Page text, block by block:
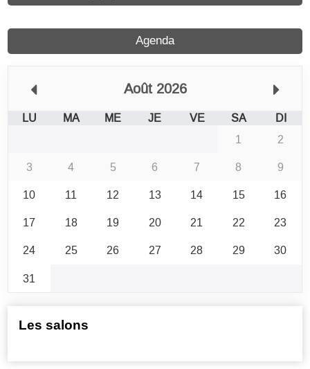
Agenda
Août 2026
LU MA ME JE VE SA
DI
1
2
3
4 5 6 7 8
9
10
11 12 13 14 15
16
17
18 19 20 21 22
23
24
25 26 27 28 29
30
31
Les salons